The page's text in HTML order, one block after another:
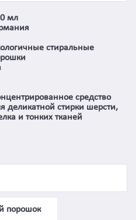
мл
стиральные
средство
деликатной стирки шерсти,
и тонких тканей
порошок